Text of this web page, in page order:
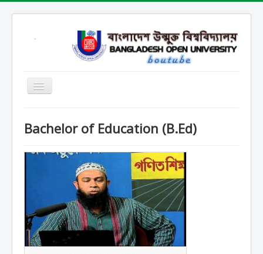
Open School
SARD
SSHL
SST
Bachelor of Education (B.Ed)